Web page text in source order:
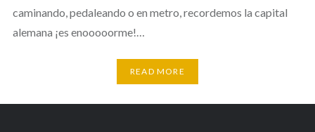
caminando, pedaleando o en metro, recordemos la capital
alemana ¡es enooooorme!…
READ MORE